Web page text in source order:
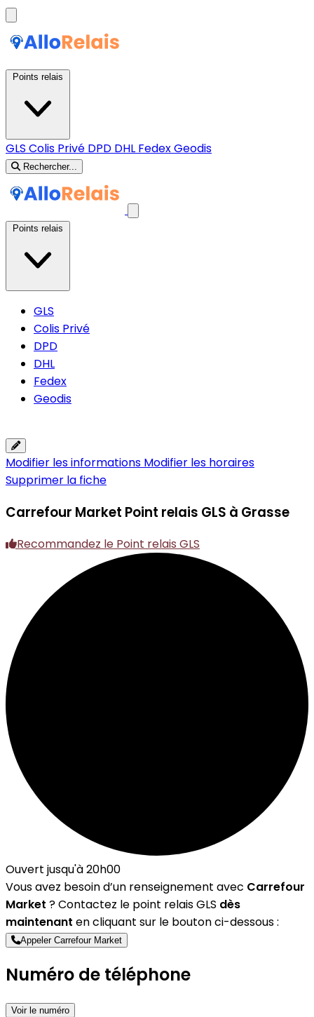
GLS Colis Privé DPD DHL FedexGeodis
Rechercher...
GLS
Colis Privé
DPD
DHL
Fedex
Geodis
Modifier les informations Modifier les horaires
Supprimer la fiche
Carrefour Market Point relais GLS à Grasse
Recommandez le Point relais GLS
Ouvert jusqu'à 20h00
Vous avez besoin d’un renseignement avec Carrefour
Market ? Contactez le point relais GLS dès
maintenant en cliquant sur le bouton ci-dessous :
Appeler Carrefour Market
Numéro de téléphone
Voir le numéro